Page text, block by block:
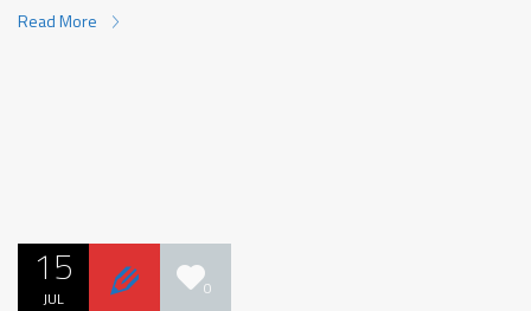
Read More
15
JUL 0